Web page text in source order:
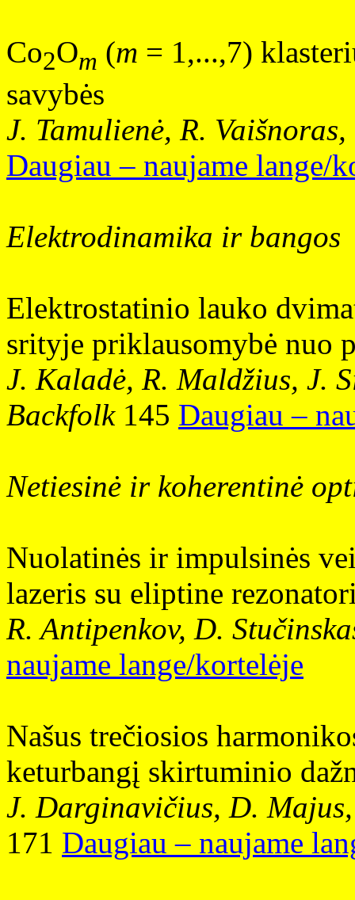
Co2Om (m = 1,...,7)
savybės
J. Tamulienė, R.
Daugiau – naujame lange/
Elektrodinamika ir bangos
Elektrostatinio lauko
srityje priklausomybė nuo
J. Kaladė, R. Maldžius, J.
Backfolk145 Daugiau –
Netiesinė ir koherentinė
Nuolatinės ir impulsinės
lazeris su eliptine
R. Antipenkov, D.
naujame lange/kortelėje
Našus trečiosios
keturbangį skirtuminio
J. Darginavičius, D.
171 Daugiau – naujame